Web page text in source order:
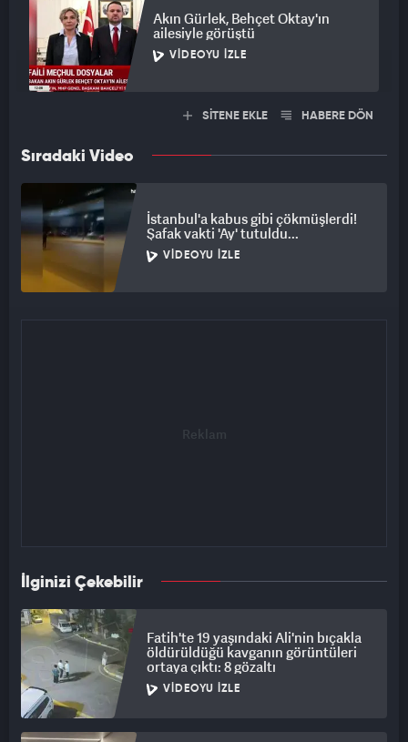
Akın Gürlek, Behçet Oktay'ın
ailesiyle görüştü
VIDEOYU İZLE
SİTENE EKLE HABERE DÖN
Sıradaki Video
İstanbul'a kabus gibi çökmüşlerdi!
Şafak vakti 'Ay' tutuldu...
VIDEOYU İZLE
İlginizi Çekebilir
Fatih'te 19 yaşındaki Ali'nin bıçakla
öldürüldüğü kavganın görüntüleri
ortaya çıktı: 8 gözaltı
VIDEOYU İZLE